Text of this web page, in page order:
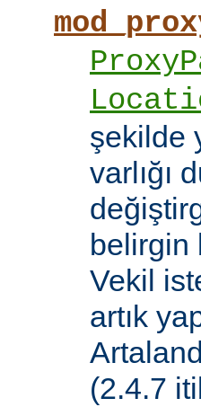
şekilde
varlığı
belirgin
Vekil
artık
(2.4.7